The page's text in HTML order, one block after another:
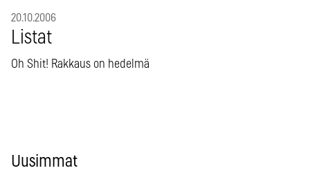
20.10.2006
Listat
Oh Shit! Rakkaus on hedelmä
Uusimmat